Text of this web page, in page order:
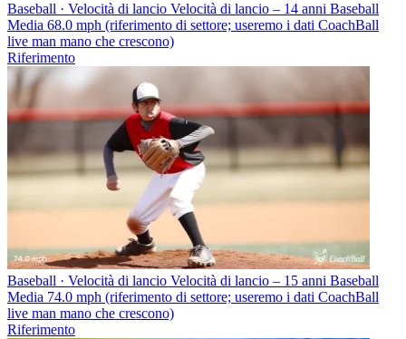
Baseball · Velocità di lancio Velocità di lancio – 14 anni Baseball
Media 68.0 mph (riferimento di settore; useremo i dati CoachBall
live man mano che crescono)
Riferimento
Baseball · Velocità di lancio Velocità di lancio – 15 anni Baseball
Media 74.0 mph (riferimento di settore; useremo i dati CoachBall
live man mano che crescono)
Riferimento